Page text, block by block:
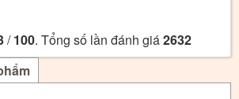
/100. Tổng số lần đánh giá2632